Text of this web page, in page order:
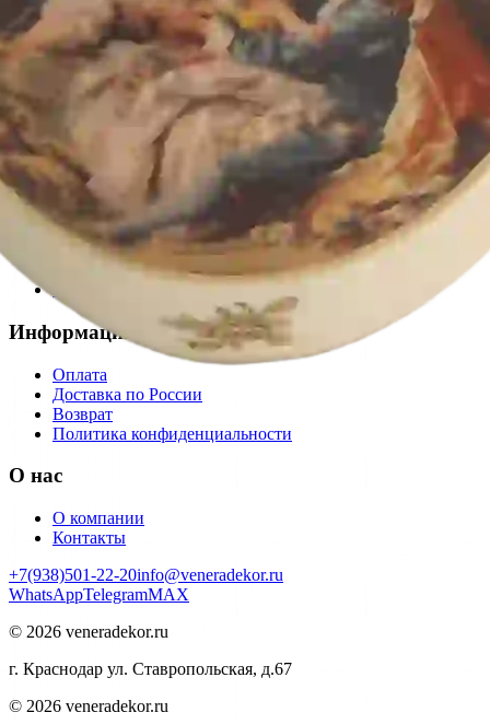
Подписаться
Подписываясь на рассылку, Вы соглашаетесь на обработку данных
в соответствии с ФЗ РФ от 27.07.2006, №152 ФЗ "О персональных
данных"
Для подписки необходимо принять условия соглашения
Каталог
Коллекция BOUCHER
Коллекция WHITE GOLD
Коллекция SHELLS
Информация
Оплата
Доставка по России
Возврат
Политика конфиденциальности
О нас
О компании
Контакты
+7(938)501-22-20info@veneradekor.ru
WhatsAppTelegramMAX
© 2026 veneradekor.ru
г. Краснодар ул. Ставропольская, д.67
© 2026 veneradekor.ru